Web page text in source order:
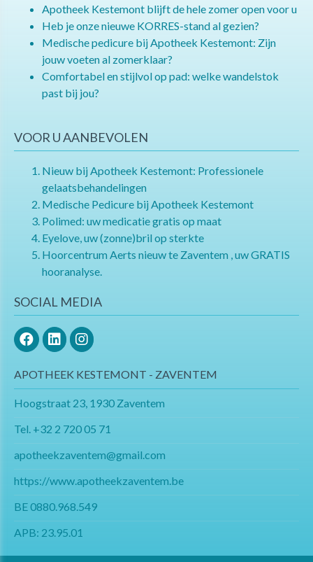
Apotheek Kestemont blijft de hele zomer open voor u
Heb je onze nieuwe KORRES-stand al gezien?
Medische pedicure bij Apotheek Kestemont: Zijn
jouw voeten al zomerklaar?
Comfortabel en stijlvol op pad: welke wandelstok
past bij jou?
VOOR U AANBEVOLEN
Nieuw bij Apotheek Kestemont: Professionele
gelaatsbehandelingen
Medische Pedicure bij Apotheek Kestemont
Polimed: uw medicatie gratis op maat
Eyelove, uw (zonne)bril op sterkte
Hoorcentrum Aerts nieuw te Zaventem , uw GRATIS
hooranalyse.
SOCIAL MEDIA
APOTHEEK KESTEMONT - ZAVENTEM
Hoogstraat 23, 1930 Zaventem
Tel. +32 2 720 05 71
apotheekzaventem@gmail.com​​​​​​​
https://www.apotheekzaventem.be
BE 0880.968.549
APB: 23.95.01